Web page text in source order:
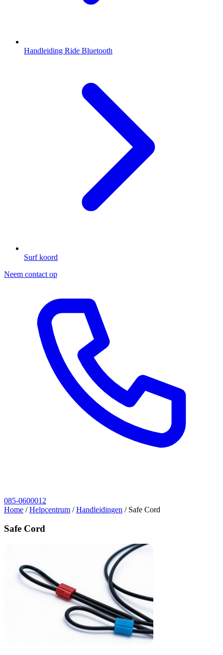
Handleiding Ride Bluetooth
Surf koord
Neem contact op
085-0600012
Home / Helpcentrum / Handleidingen / Safe Cord
Safe Cord